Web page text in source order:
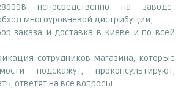
непосредственно на заводе-
многоуровневой дистрибуции;
заказа и доставка в Киеве и по всей
сотрудников магазина, которые
подскажут, проконсультируют,
ответят на все вопросы.